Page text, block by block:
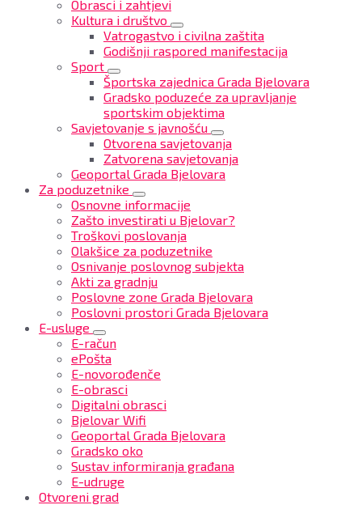
Obrasci i zahtjevi
Kultura i društvo
Vatrogastvo i civilna zaštita
Godišnji raspored manifestacija
Sport
Športska zajednica Grada Bjelovara
Gradsko poduzeće za upravljanje
sportskim objektima
Savjetovanje s javnošću
Otvorena savjetovanja
Zatvorena savjetovanja
Geoportal Grada Bjelovara
Za poduzetnike
Osnovne informacije
Zašto investirati u Bjelovar?
Troškovi poslovanja
Olakšice za poduzetnike
Osnivanje poslovnog subjekta
Akti za gradnju
Poslovne zone Grada Bjelovara
Poslovni prostori Grada Bjelovara
E-usluge
E-račun
ePošta
E-novorođenče
E-obrasci
Digitalni obrasci
Bjelovar Wifi
Geoportal Grada Bjelovara
Gradsko oko
Sustav informiranja građana
E-udruge
Otvoreni grad